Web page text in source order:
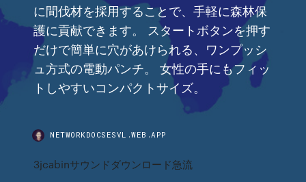
に間伐材を採用することで、手軽に森林保
護に貢献できます。 スタートボタンを押す
だけで簡単に穴があけられる、ワンプッシ
ュ方式の電動パンチ。 女性の手にもフィッ
トしやすいコンパクトサイズ。
NETWORKDOCSESVL.WEB.APP
3jcabinサウンドダウンロード急流